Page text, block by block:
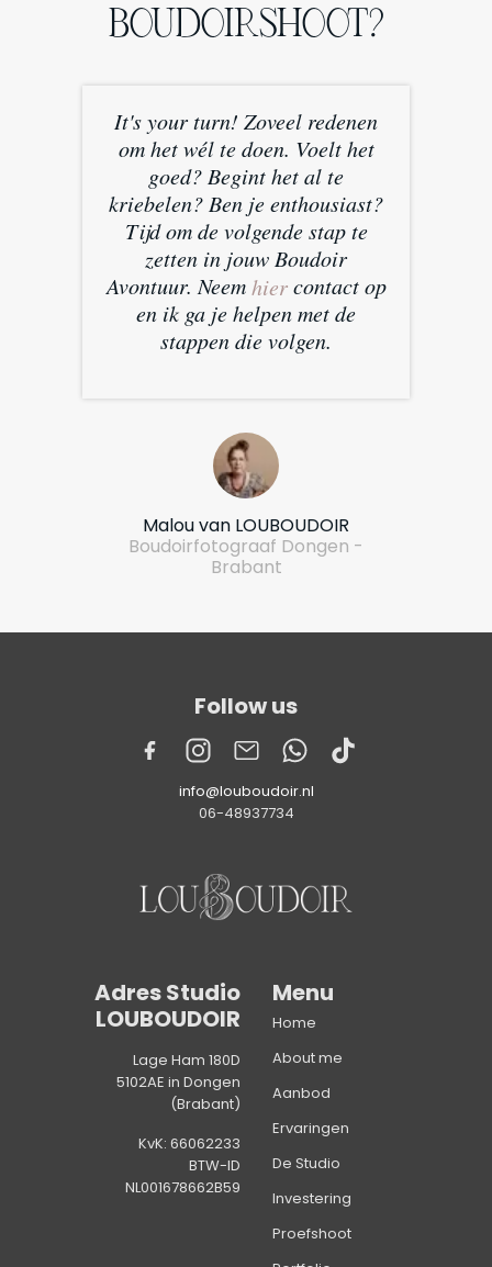
BOUDOIRSHOOT?
It's your turn! Zoveel redenen
om het wél te doen. Voelt het
goed? Begint het al te
kriebelen? Ben je enthousiast?
Tijd om de volgende stap te
zetten in jouw Boudoir
Avontuur. Neemhiercontact op
en ik ga je helpen met de
stappen die volgen.
Malou van LOUBOUDOIR
Boudoirfotograaf Dongen -
Brabant
Follow us
Menu
Home
About me
Aanbod
Ervaringen
De Studio
Investering
Proefshoot
Adres Studio
LOUBOUDOIR
Lage Ham 180D
5102AE in Dongen
(Brabant)
KvK: 66062233
BTW-ID
NL001678662B59
info@louboudoir.nl
06-48937734